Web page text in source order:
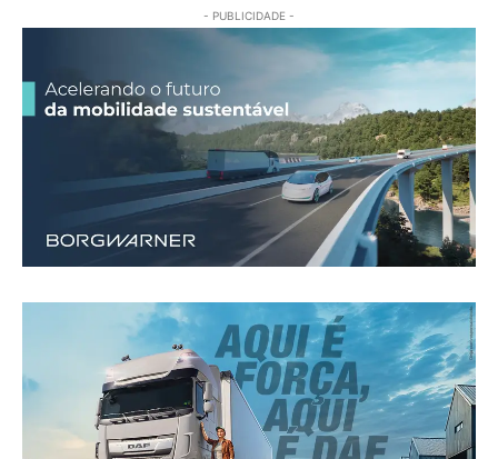
- PUBLICIDADE -